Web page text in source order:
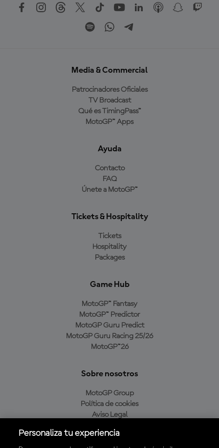
Media & Commercial
Patrocinadores Oficiales
TV Broadcast
Qué es TimingPass™
MotoGP™ Apps
Ayuda
Contacto
FAQ
Únete a MotoGP™
Tickets & Hospitality
Tickets
Hospitality
Packages
Game Hub
MotoGP™ Fantasy
MotoGP™ Predictor
MotoGP Guru Predict
MotoGP Guru Racing 25/26
MotoGP™26
Sobre nosotros
MotoGP Group
Política de cookies
Aviso Legal
Política de compra
Personaliza tu experiencia